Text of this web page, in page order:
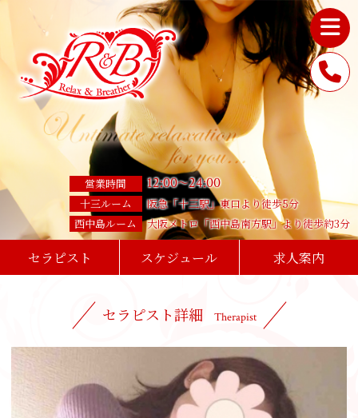
営業時間 12:00～24:00
十三ルーム
阪急「十三駅」東口より徒歩5分
西中島ルーム
大阪メトロ「西中島南方駅」より徒歩約3分
セラピスト スケジュール 求人案内
セラピスト詳細 Therapist